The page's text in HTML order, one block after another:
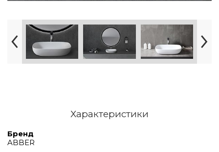
Характеристики
Бренд
ABBER